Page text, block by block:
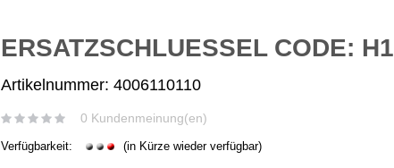
ERSATZSCHLUESSEL CODE: H1
Artikelnummer: 4006110110
0 Kundenmeinung(en)
Verfügbarkeit: (in Kürze wieder verfügbar)